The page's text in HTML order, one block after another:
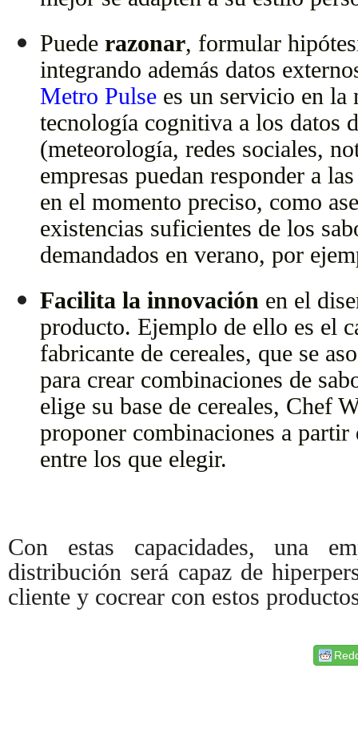
Puederazonar, formular
integrando además datos
Metro Pulse es un servicio en la
tecnología cognitiva a los datos
(meteorología, redes sociales,
empresas puedan responder a
en el momento preciso, como
existencias suficientes de los
demandados en verano, por
Facilita la innovación en el
producto. Ejemplo de ello es el
fabricante de cereales, que se
para crear combinaciones de
elige su base de cereales, Chef
proponer combinaciones a partir
entre los que elegir.
Con estas capacidades, una
distribución será capaz de
cliente y cocrear con estos